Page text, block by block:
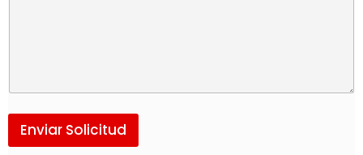
Enviar Solicitud